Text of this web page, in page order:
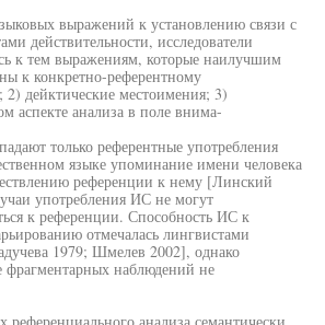
выражений к установлению связи с
действительности, исследователи
к тем выражениям, которые наилучшим
к конкретно-референтному
дейктические местоимения; 3)
аспекте анализа в поле внима-
только референтные употребления
языке упоминание имени человека
референции к нему [Линский
употребления ИС не могут
к референции. Способность ИС к
отмечалась лингвистами
1979; Шмелев 2002], однако
фрагментарных наблюдений не